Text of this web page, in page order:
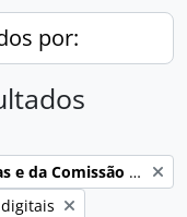
por:
Arquivo da Diretoria da Colônia Caxias e da Comissão de Terras e Medição dos Lotes da ex-Colônia Caxias